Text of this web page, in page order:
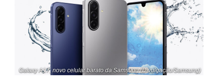
Galaxy A17, novo celular barato da Samsung (Divulgação/Samsung)